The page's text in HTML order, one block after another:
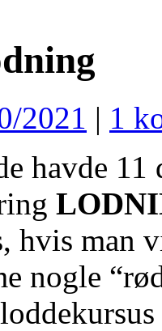
2021 | 1
havde
hvis man
nogle